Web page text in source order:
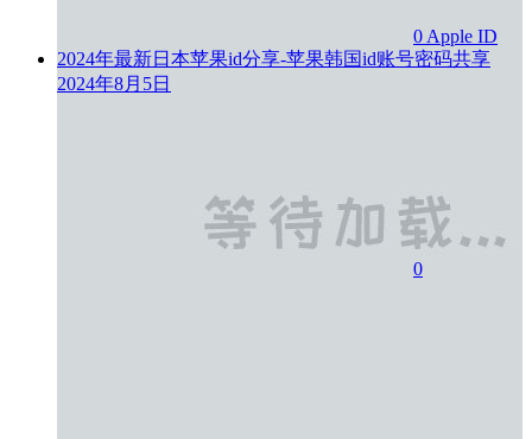
0 Apple ID
2024年最新日本苹果id分享-苹果韩国id账号密码共享
2024年8月5日
0